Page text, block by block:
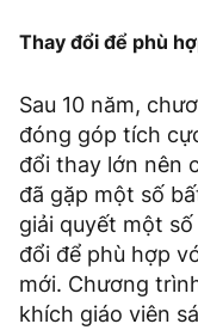
Thay đổi để phù
Sau 10 năm,
đóng góp tích
đổi thay lớn nên
đã gặp một số
giải quyết một
đổi để phù hợp
mới. Chương
khích giáo viên